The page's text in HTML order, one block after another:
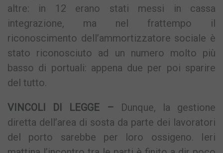
altre: in 12 erano stati messi in cassa
integrazione, ma nel frattempo il
riconoscimento dell’ammortizzatore sociale è
stato riconosciuto ad un numero molto più
basso di portuali: appena due per poi sparire
del tutto.
VINCOLI DI LEGGE – Dunque, la gestione
diretta dell’area di sosta da parte dei lavoratori
del porto sarebbe per loro ossigeno. Ieri